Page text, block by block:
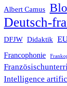
Albert Camus
Deutsch-
DFJW Didaktik
Francophonie
Intelligence